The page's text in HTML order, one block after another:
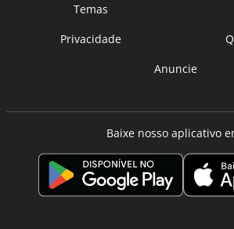
Temas
Privacidade
Anuncie
Baixe nosso aplicativo